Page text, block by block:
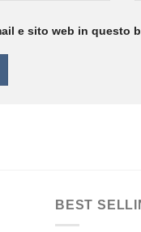
e sito web in questo
BEST